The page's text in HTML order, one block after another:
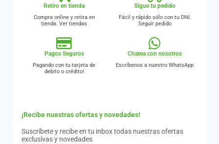
Retiro en tienda
Compra online y retira en
tienda. Ver tiendas
Pagos Seguros
Pagando con tu tarjeta de
debito o crédito!
Sigue tu pedido
Fácil y rápido sólo con tu DNI.
Seguir pedido
Chatea con nosotros
Escríbenos a nuestro WhatsApp
¡Recibe nuestras ofertas y novedades!
Suscríbete y recibe en tu inbox todas nuestras ofertas
exclusivas y novedades